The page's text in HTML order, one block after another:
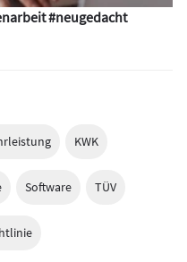
#neugedacht
KWK
Software TÜV